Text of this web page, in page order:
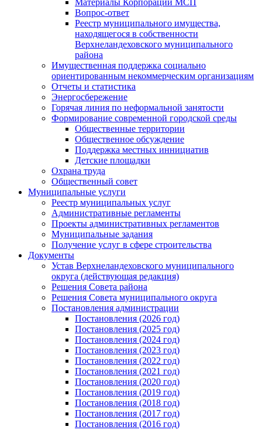
Материалы Корпорации МСП
Вопрос-ответ
Реестр муниципального имущества,
находящегося в собственности
Верхнеландеховского муниципального
района
Имущественная поддержка социально
ориентированным некоммерческим организациям
Отчеты и статистика
Энергосбережение
Горячая линия по неформальной занятости
Формирование современной городской среды
Общественные территории
Общественное обсуждение
Поддержка местных иннициатив
Детские площадки
Охрана труда
Общественный совет
Муниципальные услуги
Реестр муниципальных услуг
Административные регламенты
Проекты административных регламентов
Муниципальные задания
Получение услуг в сфере строительства
Документы
Устав Верхнеландеховского муниципального
округа (действующая редакция)
Решения Совета района
Решения Совета муниципального округа
Постановления администрации
Постановления (2026 год)
Постановления (2025 год)
Постановления (2024 год)
Постановления (2023 год)
Постановления (2022 год)
Постановления (2021 год)
Постановления (2020 год)
Постановления (2019 год)
Постановления (2018 год)
Постановления (2017 год)
Постановления (2016 год)